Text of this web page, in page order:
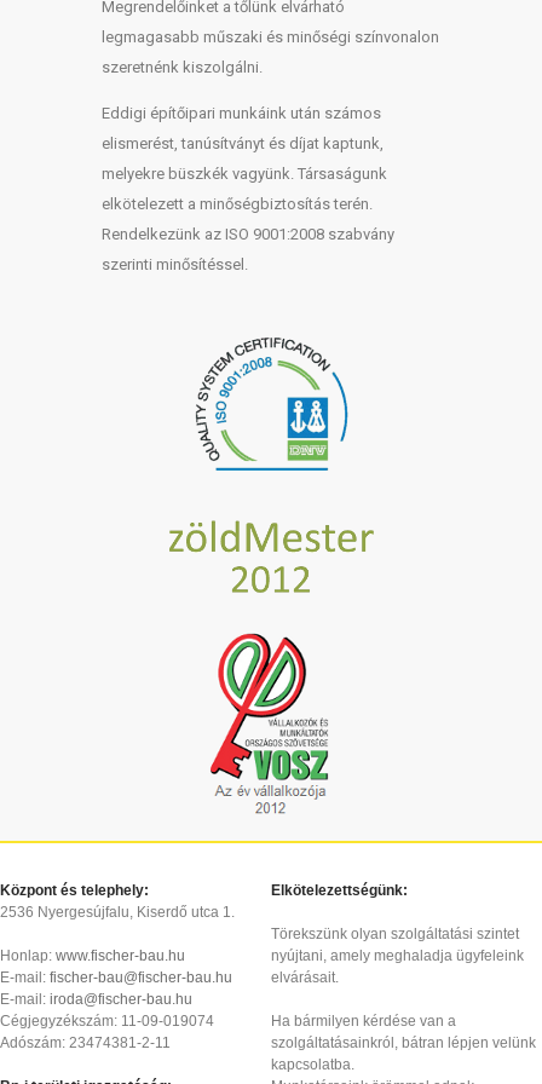
Megrendelőinket a tőlünk elvárható
legmagasabb műszaki és minőségi színvonalon
szeretnénk kiszolgálni.
Eddigi építőipari munkáink után számos
elismerést, tanúsítványt és díjat kaptunk,
melyekre büszkék vagyünk. Társaságunk
elkötelezett a minőségbiztosítás terén.
Rendelkezünk az ISO 9001:2008 szabvány
szerinti minősítéssel.
Központ és telephely:
2536 Nyergesújfalu, Kiserdő utca 1.
Honlap: www.fischer-bau.hu
E-mail: fischer-bau@fischer-bau.hu
E-mail: iroda@fischer-bau.hu
Cégjegyzékszám: 11-09-019074
Adószám: 23474381-2-11
Elkötelezettségünk:
Törekszünk olyan szolgáltatási szintet
nyújtani, amely meghaladja ügyfeleink
elvárásait.
Ha bármilyen kérdése van a
szolgáltatásainkról, bátran lépjen velünk
kapcsolatba.